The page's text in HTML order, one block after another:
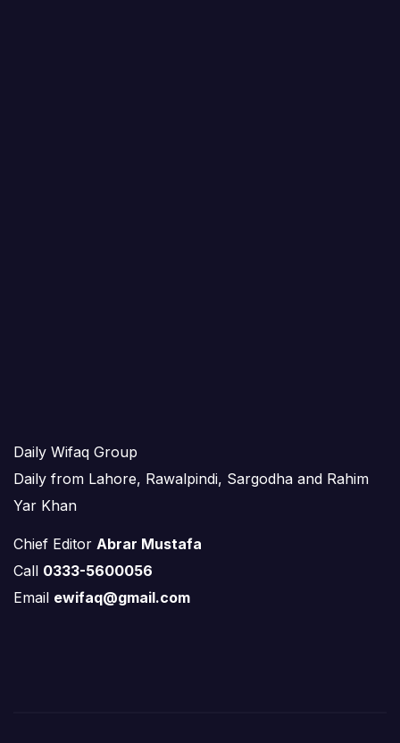
Daily Wifaq Group
Daily from Lahore, Rawalpindi, Sargodha and Rahim
Yar Khan
Chief Editor Abrar Mustafa
Call 0333-5600056
Email ewifaq@gmail.com